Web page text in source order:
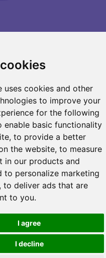
uses cookies and other
to improve your
for the following
enable basic functionality
,to provide a better
the website,to measure
in our products and
to personalize marketing
,to deliver ads that are
to you.
I agree
I decline